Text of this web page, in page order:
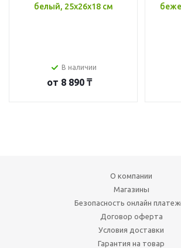
белый, 25x26x18 см
В наличии
от 8 890 ₸
О компании
Магазины
Безопасность онлайн
Договор оферта
Условия доставки
Гарантия на товар